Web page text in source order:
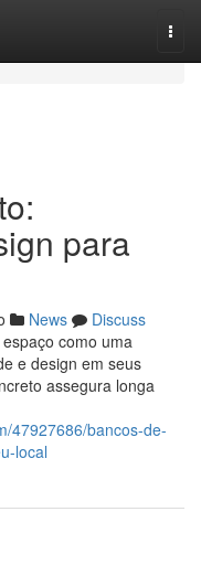
para
News
Discuss
como uma
e design em seus
assegura longa
47927686/bancos-de-
local